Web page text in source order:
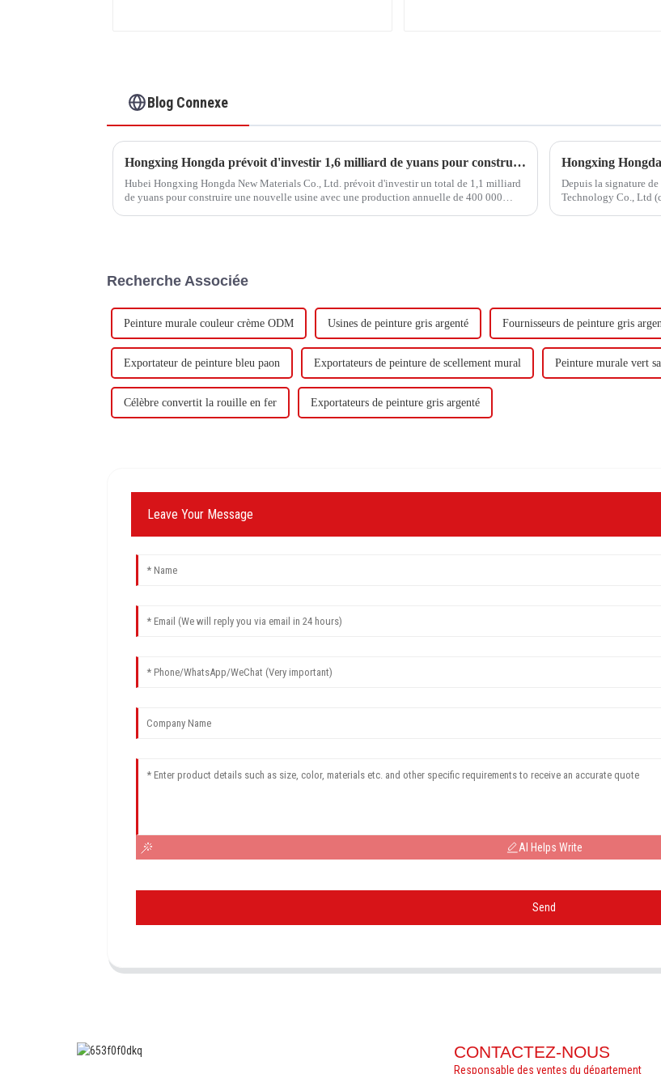
Blog Connexe
Hongxing Hongda prévoit d'investir 1,6 milliard de yuans pour construire une nouvelle usine de production d'émulsion d'une capacité de production de 510 000 tonnes par an.
Hubei Hongxing Hongda New Materials Co., Ltd. prévoit d'investir un total de 1,1 milliard
de yuans pour construire une nouvelle usine avec une production annuelle de 400 000
Depuis la signature
Technology Co., Ltd
Recherche Associée
Peinture murale couleur crème ODM Usines de peinture gris argenté Fournisseurs de peinture gris
Exportateur de peinture bleu paon Exportateurs de peinture de scellement mural Peinture murale vert
Célèbre convertit la rouille en fer Exportateurs de peinture gris argenté
Leave Your Message
AI Helps Write
Send
CONTACTEZ-NOUS
Responsable des ventes du département